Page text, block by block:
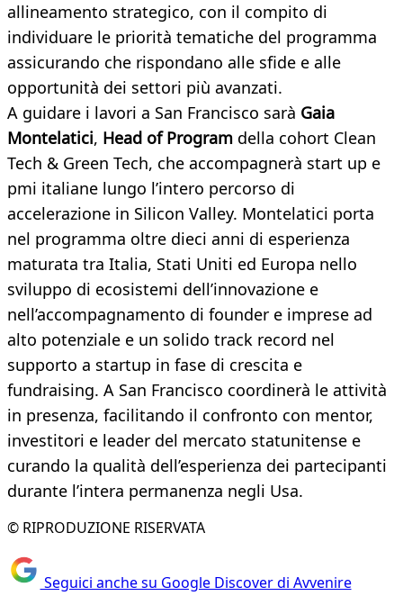
allineamento strategico, con il compito di
individuare le priorità tematiche del programma
assicurando che rispondano alle sfide e alle
opportunità dei settori più avanzati.
A guidare i lavori a San Francisco sarà Gaia
Montelatici, Head of Program della cohort Clean
Tech & Green Tech, che accompagnerà start up e
pmi italiane lungo l’intero percorso di
accelerazione in Silicon Valley. Montelatici porta
nel programma oltre dieci anni di esperienza
maturata tra Italia, Stati Uniti ed Europa nello
sviluppo di ecosistemi dell’innovazione e
nell’accompagnamento di founder e imprese ad
alto potenziale e un solido track record nel
supporto a startup in fase di crescita e
fundraising. A San Francisco coordinerà le attività
in presenza, facilitando il confronto con mentor,
investitori e leader del mercato statunitense e
curando la qualità dell’esperienza dei partecipanti
durante l’intera permanenza negli Usa.
© RIPRODUZIONE RISERVATA
Seguici anche su Google Discover di Avvenire